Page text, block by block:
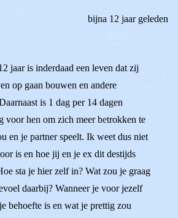
bijna 12 jaar geleden
jaar is inderdaad een leven dat zij
op gaan bouwen en andere
is 1 dag per 14 dagen
voor hen om zich meer betrokken te
en je partner speelt. Ik weet dus niet
is en hoe jij en je ex dit destijds
sta je hier zelf in? Wat zou je graag
daarbij? Wanneer je voor jezelf
behoefte is en wat je prettig zou